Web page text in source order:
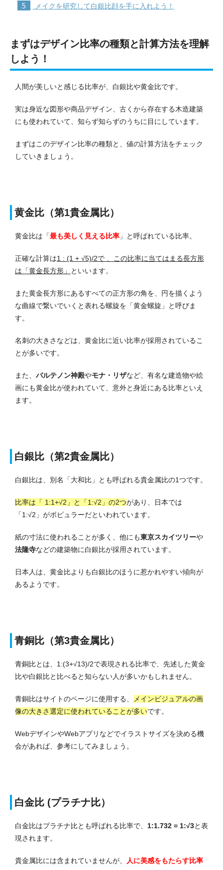
5 メイクを研究して白銀比顔を手に入れよう！
まずはデザイン比率の種類と計算方法を理解
しよう！
人間が美しいと感じる比率が、白銀比や黄金比です。
実は身近な図形や商品デザイン、古くから存在する木造建築
にも使われていて、知らず知らずのうちに目にしています。
まずはこのデザイン比率の種類と、値の計算方法をチェック
していきましょう。
黄金比（第1貴金属比）
黄金比は「最も美しく見える比率 」と呼ばれている比率。
正確な計算は1 : (1 + √5)/2で 、この比率に当てはまる長方形
は「黄金長方形」
といいます。
また黄金長方形にあるすべての正方形の角を、円を描くよう
な曲線で繋いでいくと表れる螺旋を「黄金螺旋」と呼びま
す。
名刺の大きさなどは、黄金比に近い比率が採用されているこ
とが多いです。
また、 パルテノン神殿やモナ・リザなど、有名な建造物や絵
画にも黄金比が使われていて、意外と身近にある比率といえ
ます。
白銀比（第2貴金属比）
白銀比は、別名「大和比」とも呼ばれる貴金属比の1つです。
比率は「 1:1+√2」と「1:√2」の2つがあり、日本では
「1:√2」がポピュラーだといわれています。
紙の寸法に使われることが多く、他にも東京スカイツリーや
法隆寺などの建築物に白銀比が採用されています。
日本人は、黄金比よりも白銀比のほうに惹かれやすい傾向が
あるようです。
青銅比（第3貴金属比）
青銅比とは、1:(3+√13)/2で表現される比率で、先述した黄金
比や白銀比と比べると知らない人が多いかもしれません。
青銅比はサイトのページに使用する、
メインビジュアルの画
像の大きさ選定に使われていることが多いです。
WebデザインやWebアプリなどでイラストサイズを決める機
会があれば、参考にしてみましょう。
白金比 (プラチナ比）
白金比はプラチナ比とも呼ばれる比率で、 1:1.732 = 1:√3と表
現されます。
貴金属比には含まれていませんが、
人に美感をもたらす比率